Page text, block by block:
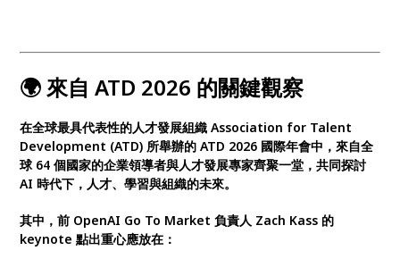
🌍 來自 ATD 2026 的關鍵觀察
在全球最具代表性的人才發展組織 Association for Talent
Development (ATD) 所舉辦的 ATD 2026 國際年會中，來自全
球 64 個國家的企業領導者與人才發展專家齊聚一堂，共同探討
AI 時代下，人才、學習與組織的未來。
其中，前 OpenAI Go To Market 負責人 Zach Kass 的
keynote 點出重心應放在：